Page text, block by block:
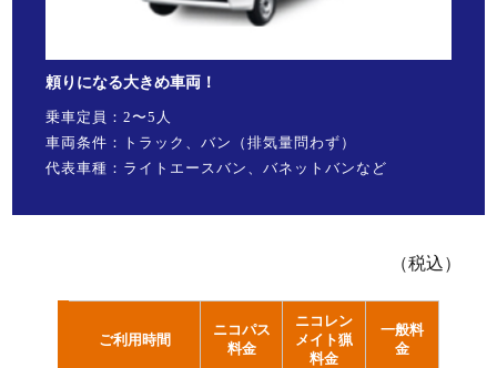
頼りになる大きめ車両！
乗車定員：2〜5人
車両条件：トラック、バン（排気量問わず）
代表車種：ライトエースバン、バネットバンなど
（税込）
ご利用時間
ニコパス
料金
ニコレン
メイト猟
料金
一般料
金